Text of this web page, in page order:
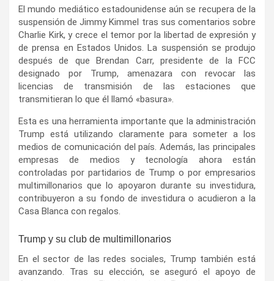
El mundo mediático estadounidense aún se recupera de la
suspensión de Jimmy Kimmel tras sus comentarios sobre
Charlie Kirk, y crece el temor por la libertad de expresión y
de prensa en Estados Unidos. La suspensión se produjo
después de que Brendan Carr, presidente de la FCC
designado por Trump, amenazara con revocar las
licencias de transmisión de las estaciones que
transmitieran lo que él llamó «basura».
Esta es una herramienta importante que la administración
Trump está utilizando claramente para someter a los
medios de comunicación del país. Además, las principales
empresas de medios y tecnología ahora están
controladas por partidarios de Trump o por empresarios
multimillonarios que lo apoyaron durante su investidura,
contribuyeron a su fondo de investidura o acudieron a la
Casa Blanca con regalos.
Trump y su club de multimillonarios
En el sector de las redes sociales, Trump también está
avanzando. Tras su elección, se aseguró el apoyo de